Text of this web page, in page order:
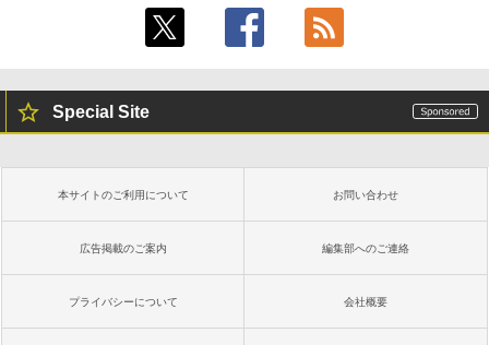
Special Site
本サイトのご利用について お問い合わせ
広告掲載のご案内 編集部へのご連絡
プライバシーについて 会社概要